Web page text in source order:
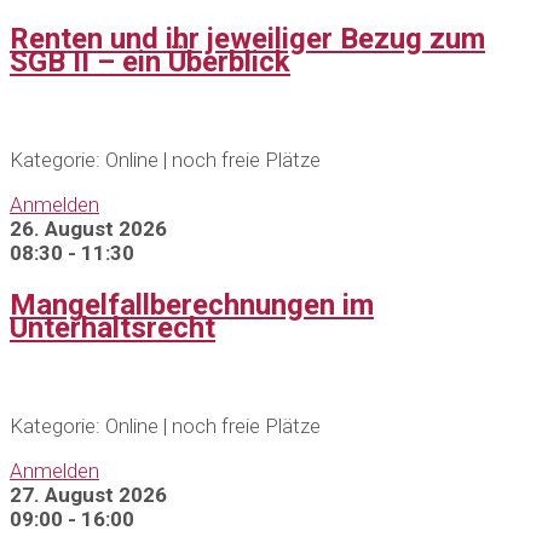
Renten und ihr jeweiliger Bezug zum
SGB II – ein Überblick
Kategorie: Online | noch freie Plätze
Anmelden
26. August 2026
08:30 - 11:30
Mangelfallberechnungen im
Unterhaltsrecht
Kategorie: Online | noch freie Plätze
Anmelden
27. August 2026
09:00 - 16:00